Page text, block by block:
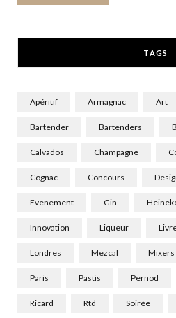
TAGS
Apéritif Armagnac Art
Bartender Bartenders
Calvados Champagne
Cognac Concours
Evenement Gin
Innovation Liqueur
Londres Mezcal Mixers
Paris Pastis Pernod
Ricard Rtd Soirée